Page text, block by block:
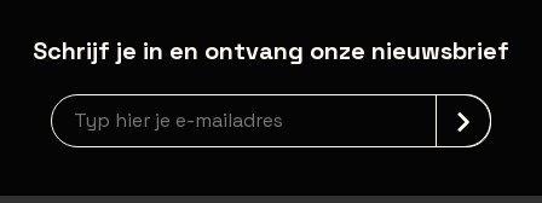
Schrijf je in en ontvang onze nieuwsbrief
Nieuwsbrief aanmelding